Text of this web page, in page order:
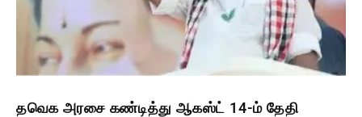
தவெக அரசை கண்டித்து ஆகஸ்ட் 14-ம் தேதி